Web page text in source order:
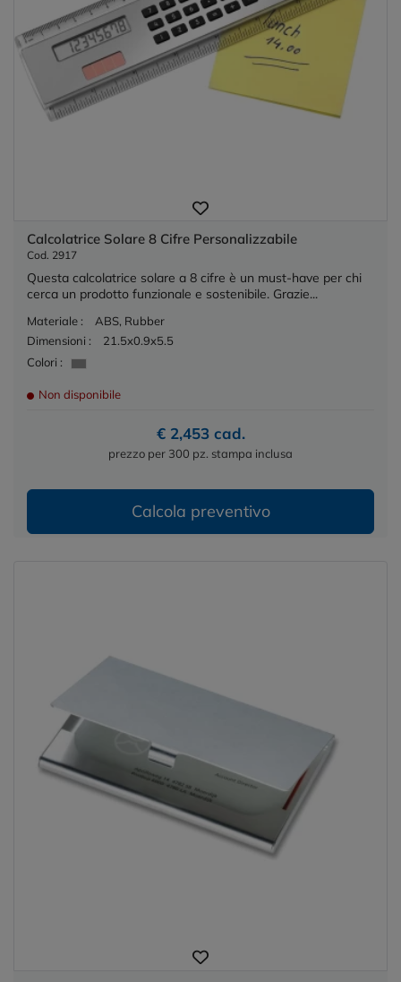
Calcolatrice Solare 8 Cifre Personalizzabile
Cod. 2917
Questa calcolatrice solare a 8 cifre è un must-have per chi
cerca un prodotto funzionale e sostenibile. Grazie...
Materiale :
ABS, Rubber
Dimensioni :
21.5x0.9x5.5
Colori :
Non disponibile
€ 2,453 cad.
prezzo per 300 pz. stampa inclusa
Calcola preventivo